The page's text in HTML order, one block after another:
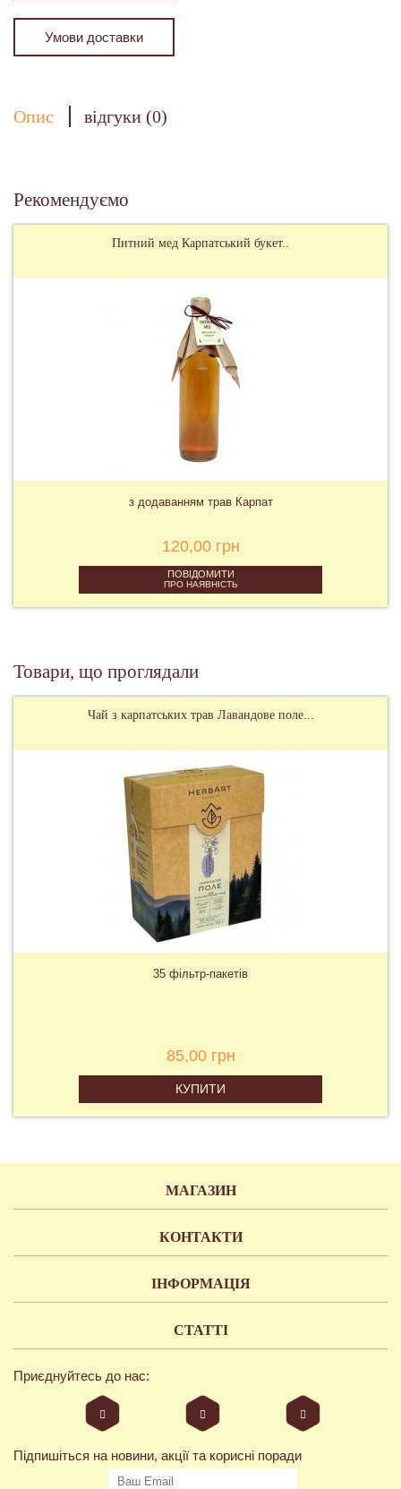
Умови доставки
Опис відгуки (0)
Рекомендуємо
Питний мед Карпатський букет..
з додаванням трав Карпат
120,00 грн
ПОВІДОМИТИ
ПРО НАЯВНІСТЬ
Товари, що проглядали
Чай з карпатських трав Лавандове поле...
35 фільтр-пакетів
85,00 грн
КУПИТИ
МАГАЗИН
КОНТАКТИ
ІНФОРМАЦІЯ
СТАТТІ
Приєднуйтесь до нас:
Підпишіться на новини, акції та корисні поради